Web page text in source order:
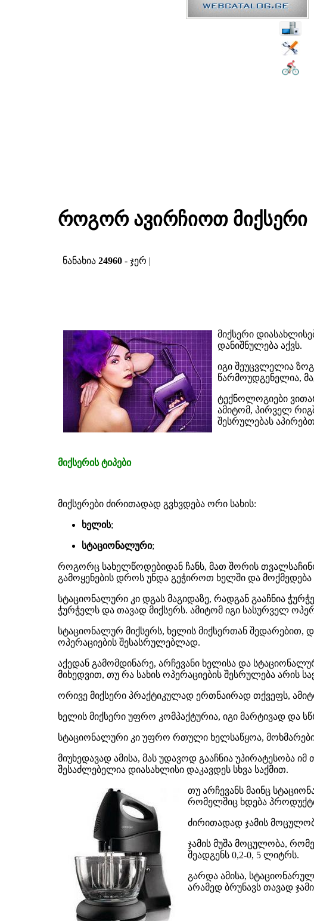
როგორ ავირჩიოთ მიქსერი
ნანახია 24960 - ჯერ |
მიქსერი
დანიშნულება აქვს.
იგი შეუცვლელია
წარმოუდგენელია,
ტექნოლოგიები
ამიტომ, პირველ
შესრულებას
მიქსერის ტიპები
მიქსერები ძირითადად გვხვდება ორი სახის:
ხელის;
სტაციონალური;
როგორც სახელწოდებიდან ჩანს, მათ შორის
გამოყენების დროს უნდა გეჭიროთ ხელში და
სტაციონალური კი დგას მაგიდაზე, რადგან გააჩნია
ჭურჭელს და თავად მიქსერს. ამიტომ იგი სასურველ
სტაციონალურ მიქსერს, ხელის მიქსერთან
ოპერაციების შესასრულებლად.
აქედან გამომდინარე, არჩევანი ხელისა და
მიხედვით, თუ რა სახის ოპერაციების შესრულება არის
ორივე მიქსერი პრაქტიკულად ერთნაირად თქვეფს,
ხელის მიქსერი უფრო კომპაქტურია, იგი მარტივად და
სტაციონალური კი უფრო რთული ხელსაწყოა,
მიუხედავად ამისა, მას უდავოდ გააჩნია
შესაძლებელია დიასახლისი დაკავდეს სხვა საქმით.
თუ არჩევანს მაინც
რომელშიც ხდება
ძირითადად ჯამის
ჯამის მუშა მოცულობა,
შეადგენს 0,2-0, 5 ლიტრს.
გარდა ამისა,
არამედ ბრუნავს თავად